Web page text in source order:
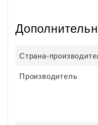
Страна-
Производитель